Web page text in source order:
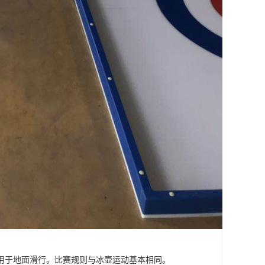
地面滑行。比赛规则与冰壶运动基本相同。